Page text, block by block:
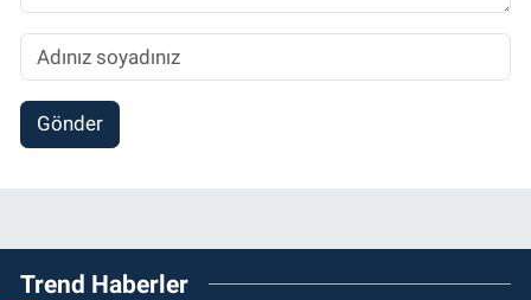
Gönder
Trend Haberler